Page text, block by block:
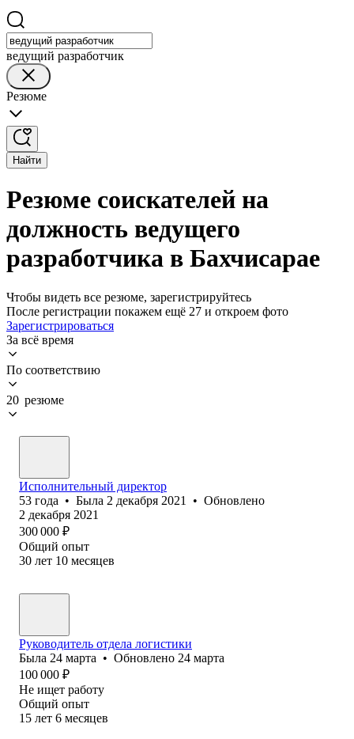
ведущий разработчик
Резюме
Найти
Резюме соискателей на
должность ведущего
разработчика в Бахчисарае
Чтобы видеть все резюме, зарегистрируйтесь
После регистрации покажем ещё 27 и откроем фото
Зарегистрироваться
За всё время
По соответствию
20 резюме
Исполнительный директор
53 года • Была 2 декабря 2021 • Обновлено
2 декабря 2021
300 000 ₽
Общий опыт
30 лет 10 месяцев
Руководитель отдела логистики
Была 24 марта • Обновлено 24 марта
100 000 ₽
Не ищет работу
Общий опыт
15 лет 6 месяцев